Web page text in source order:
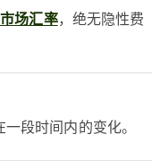
场汇率，绝无隐性费
段时间内的变化。